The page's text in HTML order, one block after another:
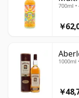
700ml •
￥
1000ml
￥